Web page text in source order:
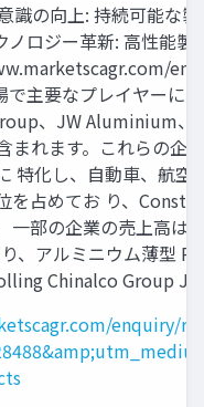
識の向上: 持続可能な
ノロジー革新: 高性能
主要なプレイヤーに
、JW Aluminium
まれます。これらの企
特化し、自動車、航
を占めてお り、
一部の企業の売上高
、アルミニウム薄型
Chinalco Group
enquiry/